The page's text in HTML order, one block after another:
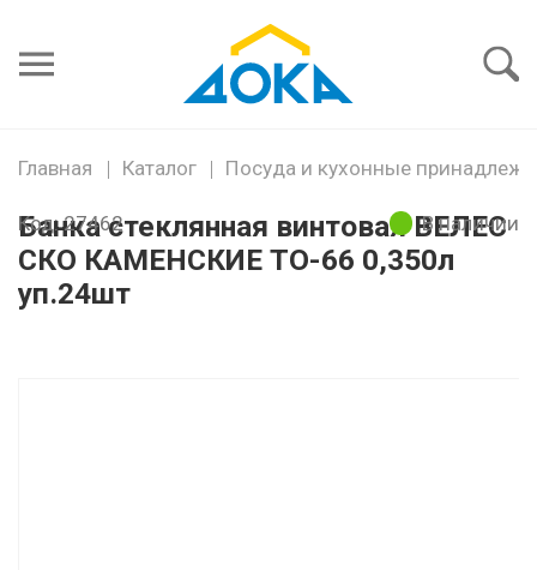
пароль
Главная Каталог Посуда и кухонные
Банка стеклянная винтовая ВЕЛЕС
СКО КАМЕНСКИЕ ТО-66 0,350л
уп.24шт
Код: 27462 В наличии